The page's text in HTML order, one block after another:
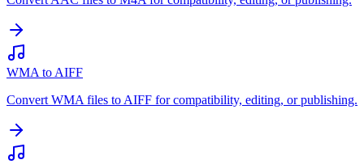
WMA to AIFF
Convert WMA files to AIFF for compatibility, editing, or publishing.